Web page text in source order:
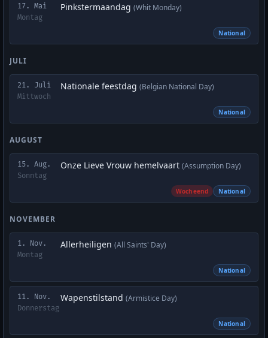
17. Mai
Montag
Pinkstermaandag (Whit Monday)
National
JULI
21. Juli
Mittwoch
Nationale feestdag (Belgian National Day)
National
AUGUST
15. Aug.
Sonntag
Onze Lieve Vrouw hemelvaart (Assumption Day)
Wocheend National
NOVEMBER
1. Nov.
Montag
Allerheiligen (All Saints' Day)
National
11. Nov.
Donnerstag
Wapenstilstand (Armistice Day)
National